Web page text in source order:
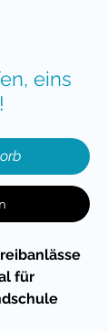
eins
für